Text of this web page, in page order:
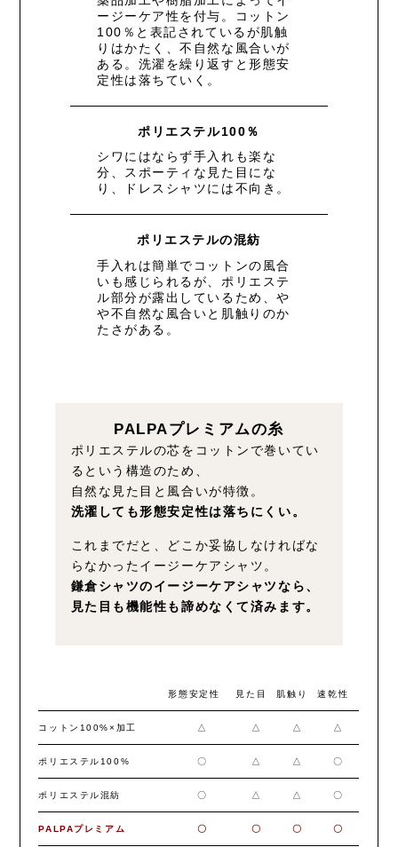
ージーケア性を付与。コットン
100％と表記されているが肌触
りはかたく、不自然な風合いが
ある。洗濯を繰り返すと形態安
定性は落ちていく。
ポリエステル100％
シワにはならず手入れも楽な
分、スポーティな見た目にな
り、ドレスシャツには不向き。
ポリエステルの混紡
手入れは簡単でコットンの風合
いも感じられるが、ポリエステ
ル部分が露出しているため、や
や不自然な風合いと肌触りのか
たさがある。
PALPAプレミアムの糸
ポリエステルの芯をコットンで巻いてい
るという構造のため、
自然な見た目と風合いが特徴。
洗濯しても形態安定性は落ちにくい。
これまでだと、どこか妥協しなければな
らなかったイージーケアシャツ。
鎌倉シャツのイージーケアシャツなら、
見た目も機能性も諦めなくて済みます。
形態安定性 見た目 肌触り 速乾性
コットン100%×加工 △ △ △ △
ポリエステル100% 〇 △ △ 〇
ポリエステル混紡 〇 △ △ 〇
PALPAプレミアム 〇 〇 〇 〇